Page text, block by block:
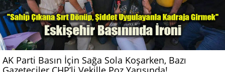
AK Parti Basın İçin Sağa Sola Koşarken, Bazı